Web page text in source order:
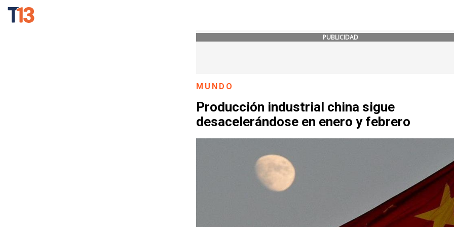
PUBLICIDAD
MUNDO
Producción industrial china sigue
desacelerándose en enero y febrero